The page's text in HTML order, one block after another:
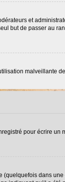
et
but de passer au
malveillante
pour écrire un
(quelquefois dans